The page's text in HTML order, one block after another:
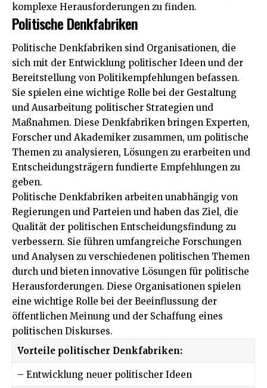
komplexe Herausforderungen zu finden.
Politische Denkfabriken
Politische Denkfabriken sind Organisationen, die
sich mit der Entwicklung politischer Ideen und der
Bereitstellung von Politikempfehlungen befassen.
Sie spielen eine wichtige Rolle bei der Gestaltung
und Ausarbeitung politischer Strategien und
Maßnahmen. Diese Denkfabriken bringen Experten,
Forscher und Akademiker zusammen, um politische
Themen zu analysieren, Lösungen zu erarbeiten und
Entscheidungsträgern fundierte Empfehlungen zu
geben.
Politische Denkfabriken arbeiten unabhängig von
Regierungen und Parteien und haben das Ziel, die
Qualität der politischen Entscheidungsfindung zu
verbessern. Sie führen umfangreiche Forschungen
und Analysen zu verschiedenen politischen Themen
durch und bieten innovative Lösungen für politische
Herausforderungen. Diese Organisationen spielen
eine wichtige Rolle bei der Beeinflussung der
öffentlichen Meinung und der Schaffung eines
politischen Diskurses.
Vorteile politischer Denkfabriken:
– Entwicklung neuer politischer Ideen